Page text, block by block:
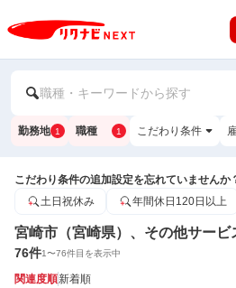
職種・キーワードから探す
勤務地 1 職種 1 こだわり条件
こだわり条件の追加設定を忘れていませんか
土日祝休み
年間休日120日以上
宮崎市（宮崎県）、その他サービ
76件1〜76件目を表示中
関連度順新着順